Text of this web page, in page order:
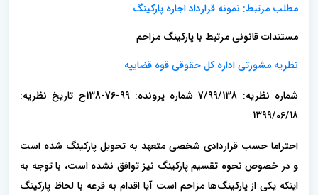
مطلب مرتبط: نمونه قرارداد اجاره پارکینگ
مستندات قانونی مرتبط با پارکینگ مزاحم
نظریه مشورتی اداره کل حقوقی قوه قضاییه
شماره نظریه: 7/99/138 شماره پرونده: 99-76-138ح تاریخ نظریه:
1399/06/18
احتراما حسب قراردادی شخصی متعهد به تحویل پارکینگ شده است
و در خصوص نحوه تقسیم پارکینگ نیز توافق نشده است، با توجه به
اینکه یکی از پارکینگ‌ها مزاحم است آیا اقدام به قرعه با لحاظ پارکینگ